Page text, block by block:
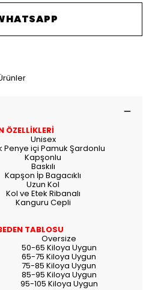
ÖZELLİKLERİ
Unisex
Penye içi Pamuk Şardonlu
Kapşonlu
Baskılı
Kapşon İp Bagacıklı
Uzun Kol
Kol ve Etek Ribanalı
Kanguru Cepli
TABLOSU
Oversize
50-65 Kiloya Uygun
65-75 Kiloya Uygun
75-85 Kiloya Uygun
85-95 Kiloya Uygun
95-105 Kiloya Uygun